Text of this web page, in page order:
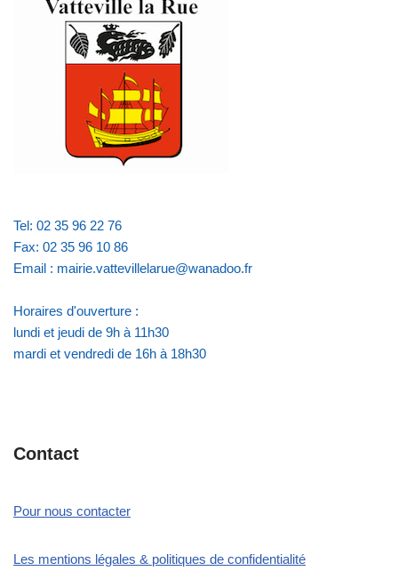
Tel: 02 35 96 22 76
Fax: 02 35 96 10 86
Email : mairie.vattevillelarue@wanadoo.fr
Horaires d'ouverture :
lundi et jeudi de 9h à 11h30
mardi et vendredi de 16h à 18h30
Contact
Pour nous contacter
Les mentions légales & politiques de confidentialité